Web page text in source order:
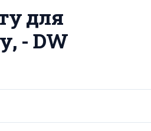
для
- DW